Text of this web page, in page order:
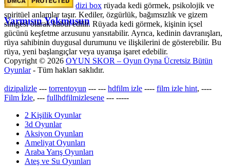
Varmısın Yokmusun
dizi box rüyada kedi görmek​, psikolojik ve
spiritüel anlamlar taşır. Kediler, özgürlük, bağımsızlık ve gizem
simgesi olarak kabul edilir. Rüyada kedi görmek, kişinin içsel
gücünü keşfetme arzusunu yansıtabilir. Ayrıca, kedinin davranışları,
rüya sahibinin duygusal durumunu ve ilişkilerini de gösterebilir. Bu
rüya, yeni başlangıçlar veya uyanışa işaret edebilir.
Copyright © 2026 OYUN SKOR – Oyun Oyna Ücretsiz Bütün
Oyunlar- Tüm hakları saklıdır.
dizipalizle --- torrentoyun --- --- hdfilm izle ---- film izle hint, ----
Film İzle, --- fullhdfilmizlesene --- -----
2 Kişilik Oyunlar
3d Oyunlar
Aksiyon Oyunları
Ameliyat Oyunları
Araba Yarış Oyunları
Ateş ve Su Oyunları